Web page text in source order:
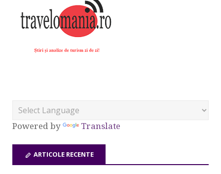
Powered by Translate
ARTICOLE RECENTE